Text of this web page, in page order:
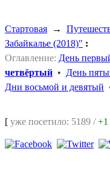
Стартовая →
Забайкалье (2018)" :
Оглавление: День
четвёртый • День
Дни восьмой и девятый
[ уже посетило: 5189 /+1